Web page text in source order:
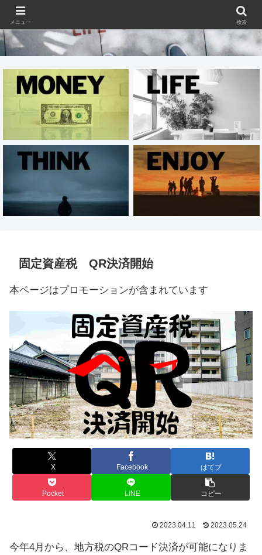
固定資産税 QR決済開始
本ページはプロモーションが含まれています
X Facebook はてブ
Pocket LINE コピー
2023.04.11 2023.05.24
今年4月から、地方税のQRコード決済が可能になりま
メニュー 検索